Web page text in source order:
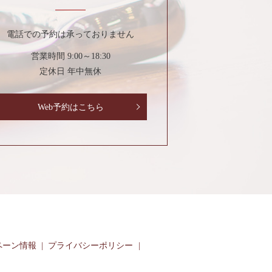
電話での予約は承っておりません
営業時間 9:00～18:30
定休日 年中無休
Web予約はこちら
ン情報 プライバシーポリシー